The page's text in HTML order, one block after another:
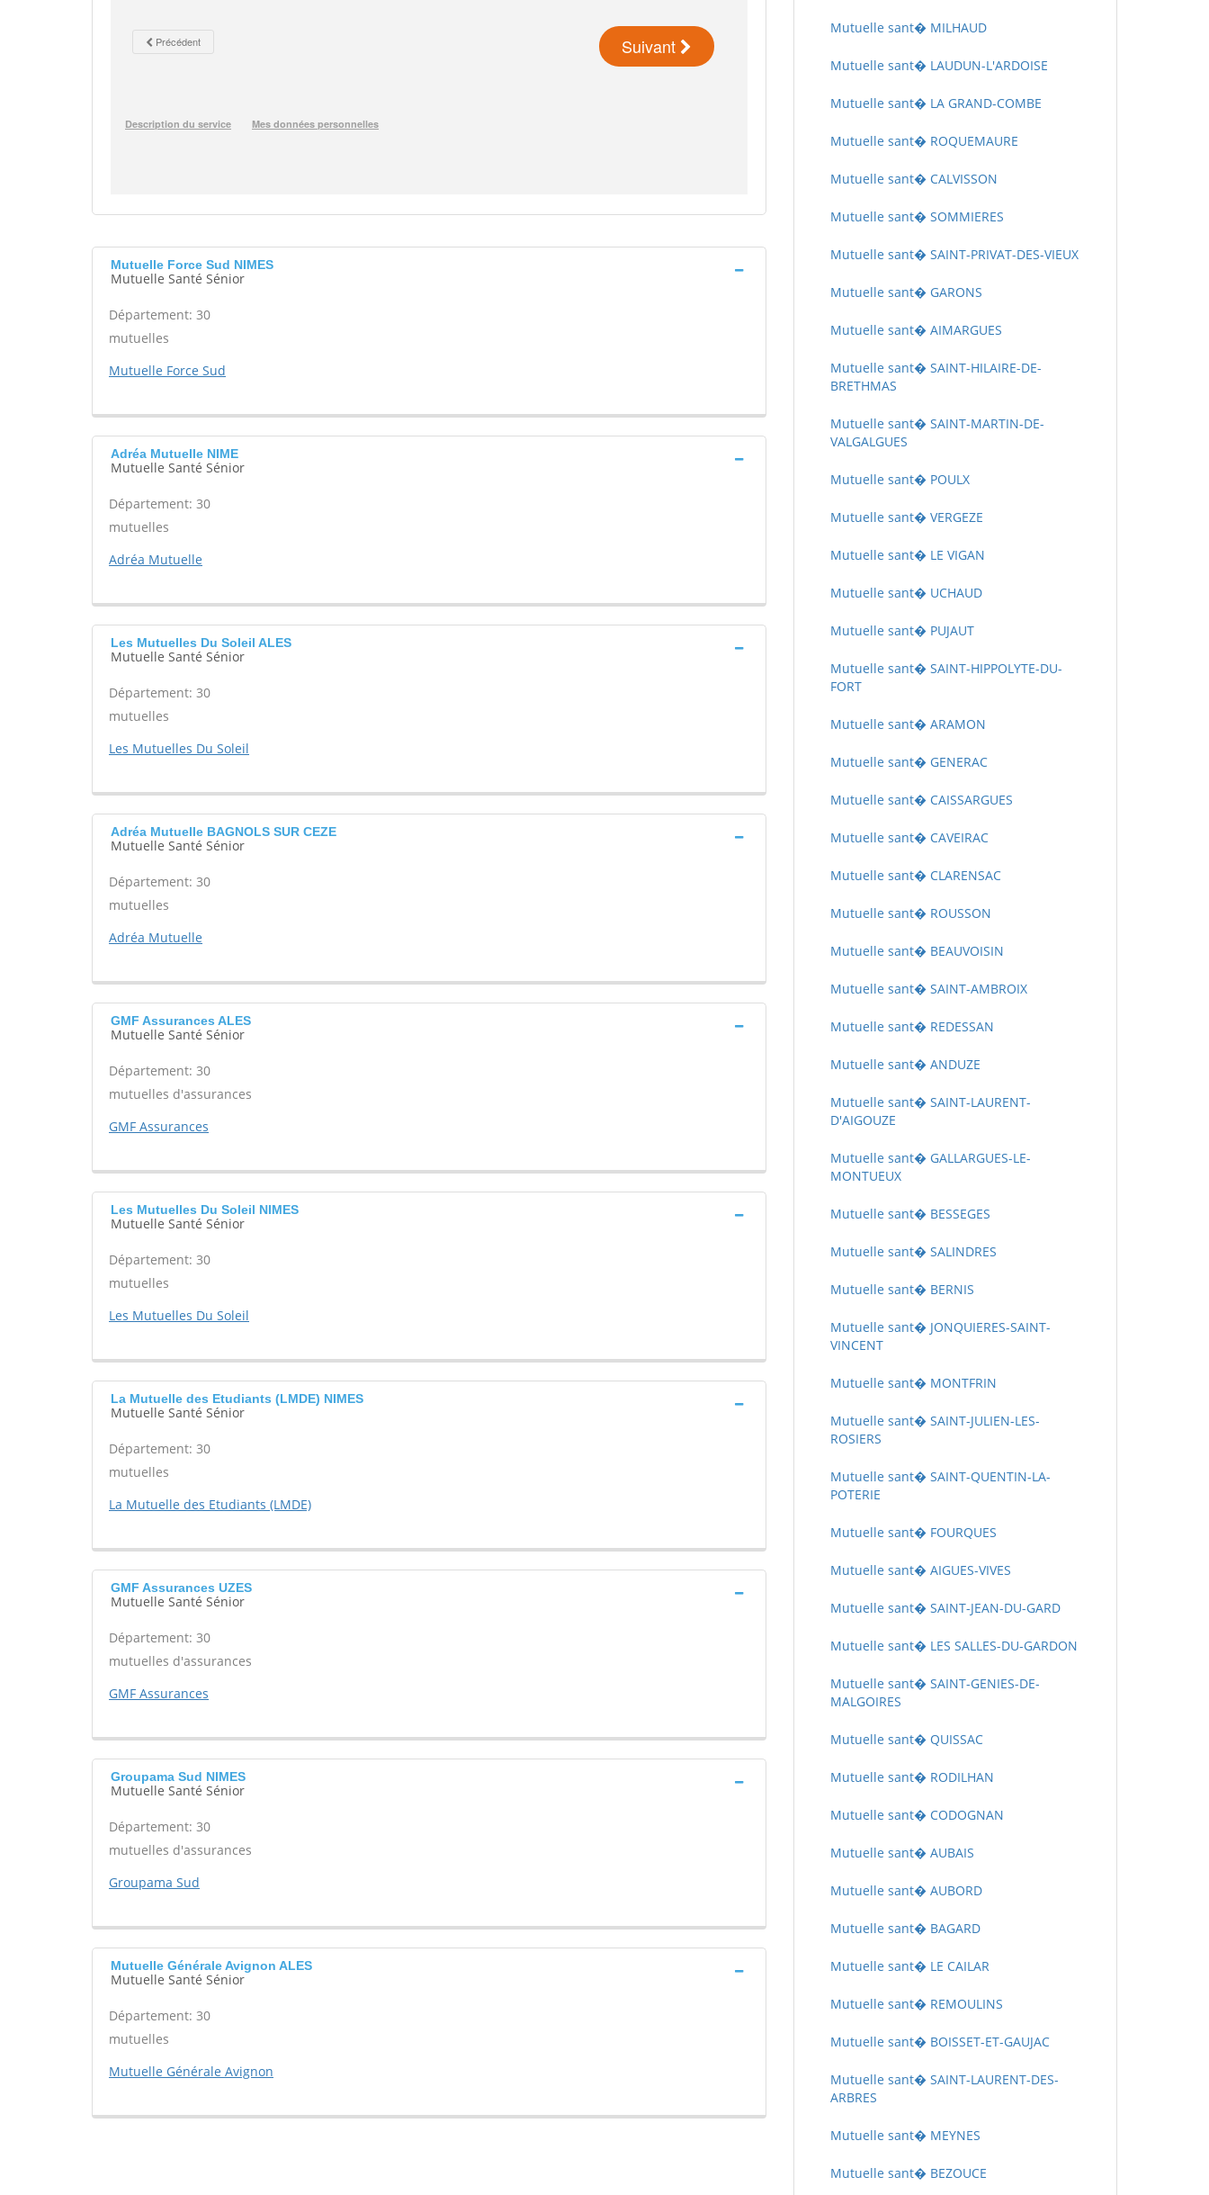
Mutuelle Force Sud NIMES
Mutuelle Santé Sénior
Département: 30
mutuelles
Mutuelle Force Sud
Adréa Mutuelle NIME
Mutuelle Santé Sénior
Département: 30
mutuelles
Adréa Mutuelle
Les Mutuelles Du Soleil ALES
Mutuelle Santé Sénior
Département: 30
mutuelles
Les Mutuelles Du Soleil
Adréa Mutuelle BAGNOLS SUR CEZE
Mutuelle Santé Sénior
Département: 30
mutuelles
Adréa Mutuelle
GMF Assurances ALES
Mutuelle Santé Sénior
Département: 30
mutuelles d'assurances
GMF Assurances
Les Mutuelles Du Soleil NIMES
Mutuelle Santé Sénior
Département: 30
mutuelles
Les Mutuelles Du Soleil
La Mutuelle des Etudiants (LMDE) NIMES
Mutuelle Santé Sénior
Département: 30
mutuelles
La Mutuelle des Etudiants (LMDE)
GMF Assurances UZES
Mutuelle Santé Sénior
Département: 30
mutuelles d'assurances
GMF Assurances
Groupama Sud NIMES
Mutuelle Santé Sénior
Département: 30
mutuelles d'assurances
Groupama Sud
Mutuelle Générale Avignon ALES
Mutuelle Santé Sénior
Département: 30
mutuelles
Mutuelle Générale Avignon
Mutuelle sant� MILHAUD
Mutuelle sant� LAUDUN-L'ARDOISE
Mutuelle sant� LA GRAND-COMBE
Mutuelle sant� ROQUEMAURE
Mutuelle sant� CALVISSON
Mutuelle sant� SOMMIERES
Mutuelle sant� SAINT-PRIVAT-DES-VIEUX
Mutuelle sant� GARONS
Mutuelle sant� AIMARGUES
Mutuelle sant� SAINT-HILAIRE-DE-
BRETHMAS
Mutuelle sant� SAINT-MARTIN-DE-
VALGALGUES
Mutuelle sant� POULX
Mutuelle sant� VERGEZE
Mutuelle sant� LE VIGAN
Mutuelle sant� UCHAUD
Mutuelle sant� PUJAUT
Mutuelle sant� SAINT-HIPPOLYTE-DU-
FORT
Mutuelle sant� ARAMON
Mutuelle sant� GENERAC
Mutuelle sant� CAISSARGUES
Mutuelle sant� CAVEIRAC
Mutuelle sant� CLARENSAC
Mutuelle sant� ROUSSON
Mutuelle sant� BEAUVOISIN
Mutuelle sant� SAINT-AMBROIX
Mutuelle sant� REDESSAN
Mutuelle sant� ANDUZE
Mutuelle sant� SAINT-LAURENT-
D'AIGOUZE
Mutuelle sant� GALLARGUES-LE-
MONTUEUX
Mutuelle sant� BESSEGES
Mutuelle sant� SALINDRES
Mutuelle sant� BERNIS
Mutuelle sant� JONQUIERES-SAINT-
VINCENT
Mutuelle sant� MONTFRIN
Mutuelle sant� SAINT-JULIEN-LES-
ROSIERS
Mutuelle sant� SAINT-QUENTIN-LA-
POTERIE
Mutuelle sant� FOURQUES
Mutuelle sant� AIGUES-VIVES
Mutuelle sant� SAINT-JEAN-DU-GARD
Mutuelle sant� LES SALLES-DU-GARDON
Mutuelle sant� SAINT-GENIES-DE-
MALGOIRES
Mutuelle sant� QUISSAC
Mutuelle sant� RODILHAN
Mutuelle sant� CODOGNAN
Mutuelle sant� AUBAIS
Mutuelle sant� AUBORD
Mutuelle sant� BAGARD
Mutuelle sant� LE CAILAR
Mutuelle sant� REMOULINS
Mutuelle sant� BOISSET-ET-GAUJAC
Mutuelle sant� SAINT-LAURENT-DES-
ARBRES
Mutuelle sant� MEYNES
Mutuelle sant� BEZOUCE